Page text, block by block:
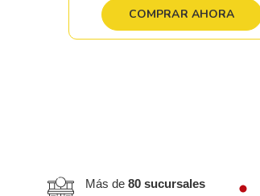
COMPRAR AHORA
Más de 80 sucursales